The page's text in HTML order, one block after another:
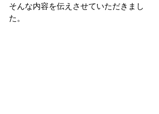
そんな内容を伝えさせていただきまし
た。